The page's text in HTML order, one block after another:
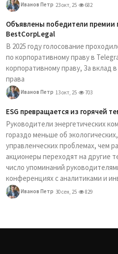
Иванов Петр 23 окт, 25 682
Объявлены победители премии
BestCorpLegal
В 2025 году голосование
по корпоративному праву в
корпоративному праву, За вклад
права
Иванов Петр 13 окт, 25 703
ESG превращается из горячей
Руководители энергетических
гораздо меньше об
управленческих проблемах, чем
акционеры переходят на другие
число упоминаний
конференциях с аналитиками и
Иванов Петр 30 сен, 25 829